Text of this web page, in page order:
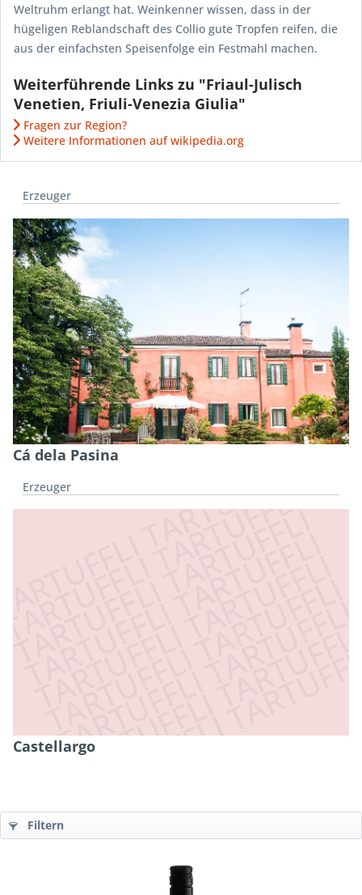
Weltruhm erlangt hat. Weinkenner wissen, dass in der
hügeligen Reblandschaft des Collio gute Tropfen reifen, die
aus der einfachsten Speisenfolge ein Festmahl machen.
Weiterführende Links zu "Friaul-Julisch
Venetien, Friuli-Venezia Giulia"
Fragen zur Region?
Weitere Informationen auf wikipedia.org
Erzeuger
Cá dela Pasina
Erzeuger
Castellargo
Filtern